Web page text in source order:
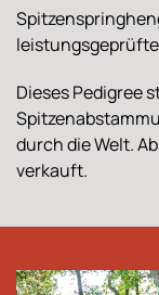
Dieses Pedigree
durch die Welt.
verkauft.